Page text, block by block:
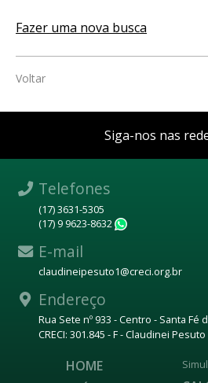
Fazer uma nova busca
Voltar
Siga-nos nas
Telefones
(17) 3631-5305
(17) 9 9623-8632
E-mail
claudineipesuto1@creci.org.br
Endereço
Rua Sete nº 933 - Centro - Santa Fé
CRECI: 301.845 - F - Claudinei Pesuto
HOME